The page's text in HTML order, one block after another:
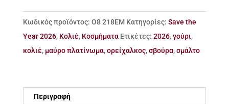
γούρι
2026,
σβούρα
ποσότητα
Κωδικός προϊόντος: Ο8 218ΕΜ Κατηγορίες: Save the
Year 2026, Κολιέ, Κοσμήματα Ετικέτες: 2026,γούρι,
κολιέ, μαύρο πλατίνωμα,ορείχαλκος,σβούρα,σμάλτο
Περιγραφή